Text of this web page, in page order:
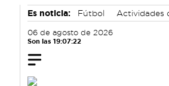
Es noticia: Fútbol Actividades
06 de agosto de 2026
Son las 19:07:23